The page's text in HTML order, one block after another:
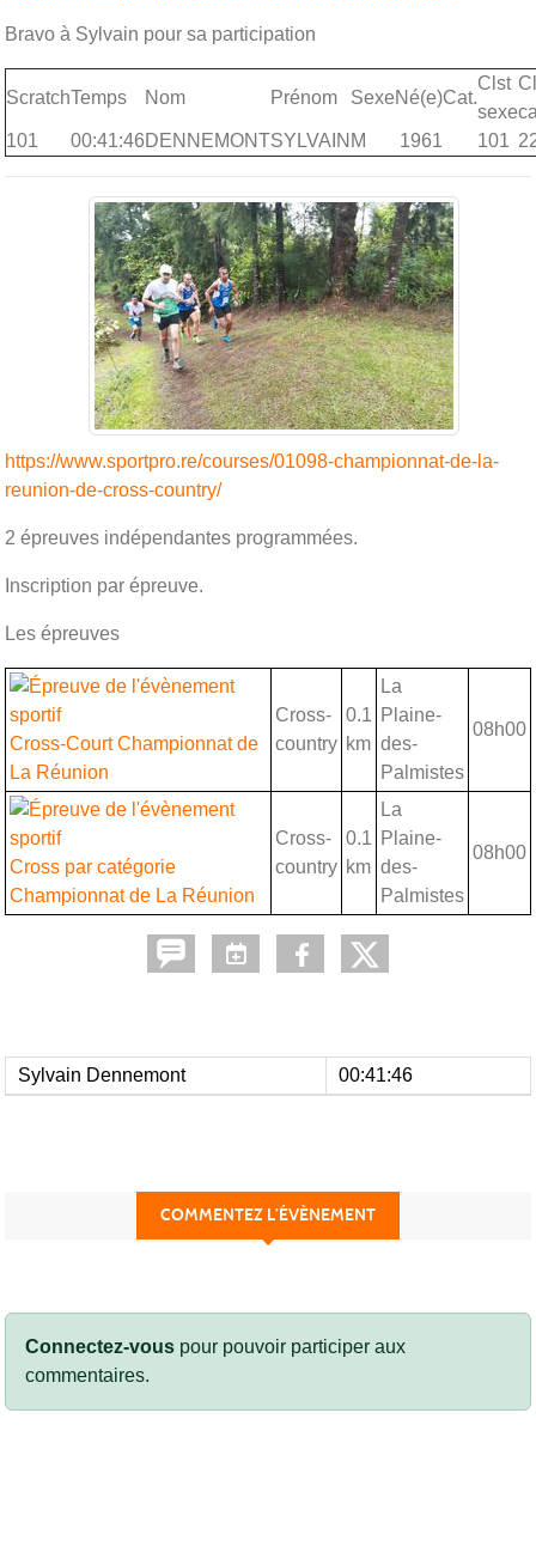
Bravo à Sylvain pour sa participation
ScratchTemps Nom Prénom SexeNé(e)Cat.
Clst
sexe
101
00:41:46DENNEMONTSYLVAIN M 1961 101
https://www.sportpro.re/courses/01098-championnat-de-la-
reunion-de-cross-country/
2 épreuves indépendantes programmées.
Inscription par épreuve.
Les épreuves
Cross-Court Championnat de
La Réunion
Cross-
country
0.1
km
La
Plaine-
des-
Palmistes
08h00
Cross par catégorie
Championnat de La Réunion
Cross-
country
0.1
km
La
Plaine-
des-
Palmistes
08h00
Sylvain Dennemont 00:41:46
COMMENTEZ L’ÉVÈNEMENT
Connectez-vous pour pouvoir participer aux
commentaires.